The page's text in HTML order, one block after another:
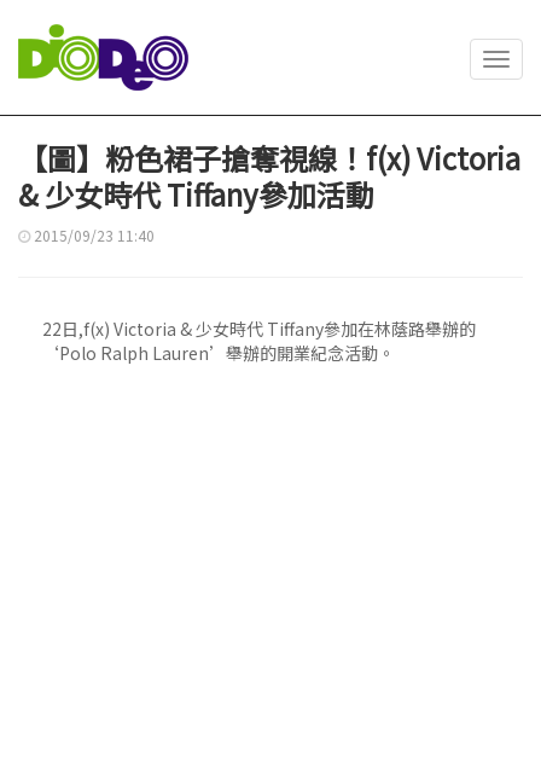
【圖】粉色裙子搶奪視線！f(x) Victoria
& 少女時代 Tiffany參加活動
2015/09/23 11:40
22日,f(x) Victoria & 少女時代 Tiffany參加在林蔭路舉辦的
‘Polo Ralph Lauren’舉辦的開業紀念活動。